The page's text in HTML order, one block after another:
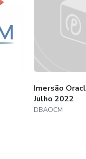
Imersão
Julho 2022
DBAOCM